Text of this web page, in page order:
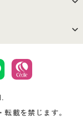
ップ
合載を禁じます。